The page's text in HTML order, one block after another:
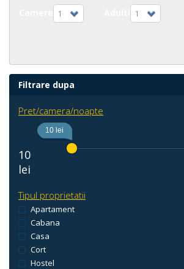
1 1
Filtrare dupa
Pret/camera/noapte
10
lei
10 lei
Tipul proprietatii
Apartament
Cabana
Casa
Cort
Hostel